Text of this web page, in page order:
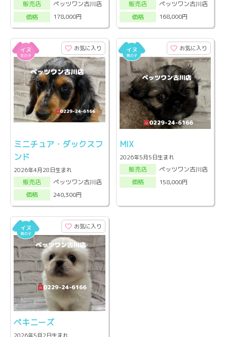
販売店
ペッツワン古川店
価格
178,000円
販売店
ペッツワン古川店
価格
168,000円
お気に入り
ミニチュア・ダックスフ
ンド
2026年4月28日生まれ
販売店
ペッツワン古川店
価格
240,300円
お気に入り
MIX
2026年5月5日生まれ
販売店
ペッツワン古川店
価格
158,000円
お気に入り
ペキニーズ
2026年5月2日生まれ